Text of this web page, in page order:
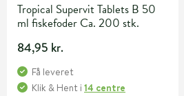
Tropical Supervit Tablets B 50
ml fiskefoder Ca. 200 stk.
84,95 kr.
Få leveret
Klik & Hent i 14 centre